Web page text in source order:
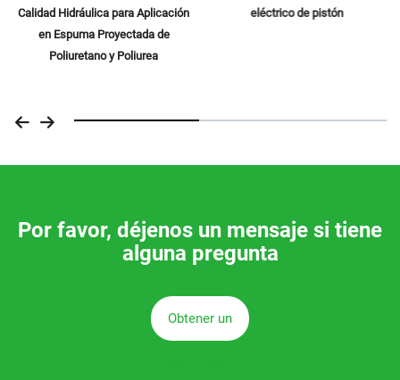
Calidad Hidráulica para Aplicación
en Espuma Proyectada de
Poliuretano y Poliurea
eléctrico de pistón
Por favor, déjenos un mensaje si tiene
alguna pregunta
Obtener un